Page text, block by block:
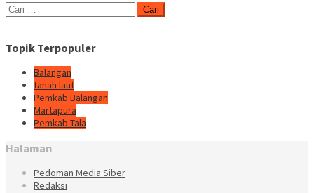
Cari
untuk:
Topik Terpopuler
Balangan
tanah laut
Pemkab Balangan
Martapura
Pemkab Tala
Halaman
Pedoman Media Siber
Redaksi